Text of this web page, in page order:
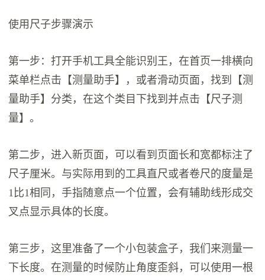
使用尺子步骤演示
第一步：打开手机工具全能识别王，在首页一排横向
菜单栏点击【测量助手】，或者滑动页面，找到【测
量助手】分类，在这个类目下找到并点击【尺子测
量】。
第二步，进入新页面，可以看到页面长和宽都标注了
尺子厘米。与实际用到的工具直尺或者卷尺的度量是
1比1相同，手指随意点一个位置，会有辅助线形成交
叉点显示具体的长度。
第三步，这里准备了一个小包装盒子，我们来测量一
下长度。在测量的时候防止角度歪斜，可以使用一根